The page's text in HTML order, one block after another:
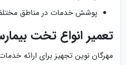
پوشش خدمات در مناطق
تعمیر انواع تخت
مهرگان نوین تجهیز برای ارائه